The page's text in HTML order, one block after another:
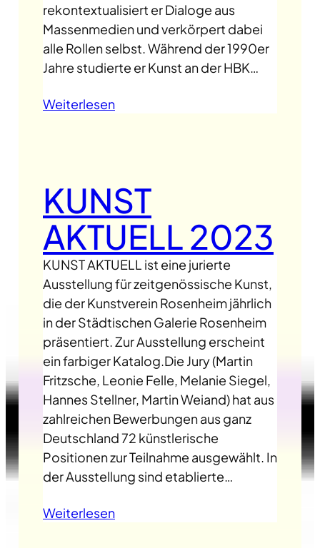
rekontextualisiert er Dialoge aus
Massenmedien und verkörpert dabei
alle Rollen selbst. Während der 1990er
Jahre studierte er Kunst an der HBK…
Weiterlesen
KUNST
AKTUELL 2023
KUNST AKTUELL ist eine jurierte
Ausstellung für zeitgenössische Kunst,
die der Kunstverein Rosenheim jährlich
in der Städtischen Galerie Rosenheim
präsentiert. Zur Ausstellung erscheint
ein farbiger Katalog.Die Jury (Martin
Fritzsche, Leonie Felle, Melanie Siegel,
Hannes Stellner, Martin Weiand) hat aus
zahlreichen Bewerbungen aus ganz
Deutschland 72 künstlerische
Positionen zur Teilnahme ausgewählt. In
der Ausstellung sind etablierte…
Weiterlesen